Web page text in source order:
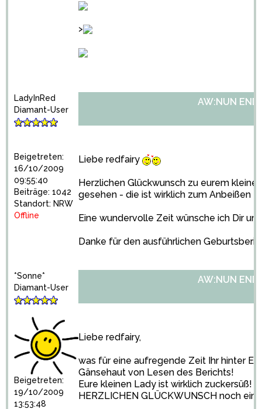
>
LadyInRed
Diamant-User
Beigetreten:
16/10/2009
09:55:40
Beiträge: 1042
Standort: NRW
Offline
AW:NUN
Liebe redfairy
Herzlichen Glückwunsch zu eurem
gesehen - die ist wirklich zum Anbeißen
Eine wundervolle Zeit wünsche ich Dir
Danke für den ausführlichen
*Sonne*
Diamant-User
Beigetreten:
19/10/2009
13:53:48
AW:NUN
Liebe redfairy,
was für eine aufregende Zeit Ihr hinter
Gänsehaut von Lesen des Berichts!
Eure kleinen Lady ist wirklich zuckersüß!
HERZLICHEN GLÜCKWUNSCH noch